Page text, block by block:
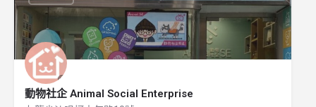
動物社企 Animal Social Enterprise